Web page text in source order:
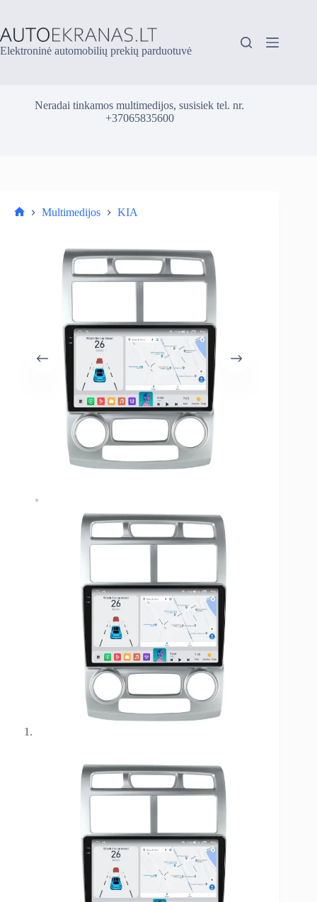
content
Elektroninė automobilių prekių parduotuvė
Neradai tinkamos multimedijos, susisiek tel. nr.
+37065835600
Multimedijos KIA